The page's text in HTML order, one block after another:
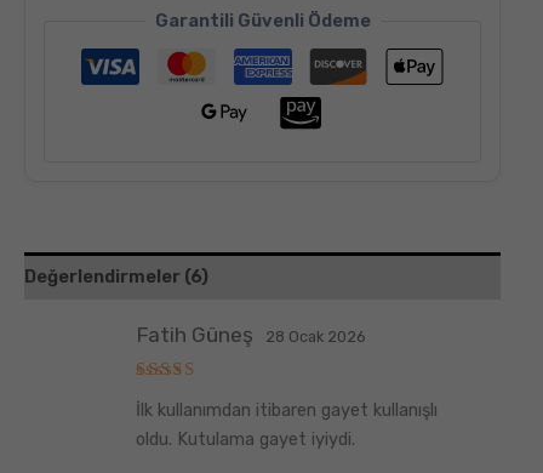
Garantili Güvenli Ödeme
Değerlendirmeler (6)
üzerinden
5oy aldı
Fatih Güneş 28 Ocak 2026
İlk kullanımdan itibaren gayet kullanışlı
oldu. Kutulama gayet iyiydi.